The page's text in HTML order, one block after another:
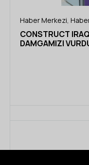
Haber Merkezi,
CONSTRUCT
DAMGAMIZI